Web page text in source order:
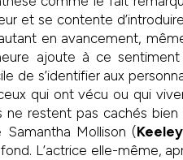
et se contente
en avancement,
ajoute à ce
de s’identifier aux
qui ont vécu ou qui
ne restent pas cachés
Samantha Mollison (
L’actrice elle-même,